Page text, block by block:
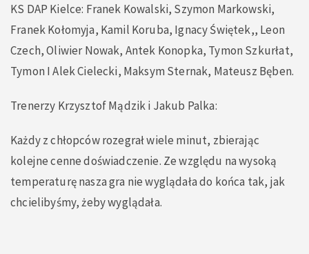
KS DAP Kielce: Franek Kowalski, Szymon Markowski,
Franek Kołomyja, Kamil Koruba, Ignacy Świętek,, Leon
Czech, Oliwier Nowak, Antek Konopka, Tymon Szkurłat,
Tymon I Alek Cielecki, Maksym Sternak, Mateusz Bęben.
Trenerzy Krzysztof Mądzik i Jakub Palka:
Każdy z chłopców rozegrał wiele minut, zbierając
kolejne cenne doświadczenie. Ze względu na wysoką
temperaturę nasza gra nie wyglądała do końca tak, jak
chcielibyśmy, żeby wyglądała.